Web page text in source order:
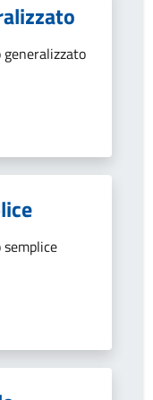
generalizzato
semplice